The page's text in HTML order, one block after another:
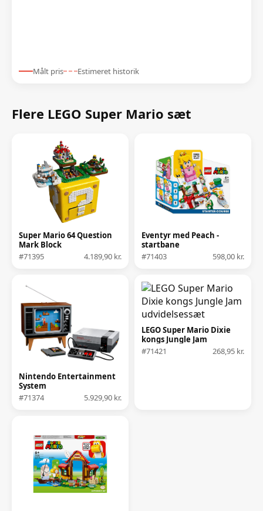
Målt pris Estimeret historik
Flere LEGO Super Mario sæt
Super Mario 64 Question
Mark Block
#71395
4.189,90 kr.
Eventyr med Peach -
startbane
#71403
598,00 kr.
Nintendo Entertainment
System
#71374
5.929,90 kr.
LEGO Super Mario Dixie
kongs Jungle Jam
udvidelsessæt
#71421 268,95 kr.